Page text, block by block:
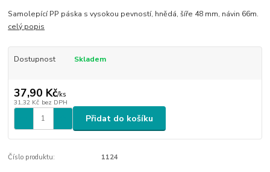
Samolepící PP páska s vysokou pevností, hnědá, šíře 48 mm, návin 66m.
celý popis
Dostupnost Skladem
37,90 Kč/ks
31,32 Kč bez DPH
Přidat do košíku
Číslo produktu: 1124